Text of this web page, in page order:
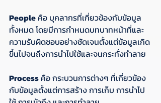
People คือ บุคลากรที่เกี่ยวข้องกับข้อมูล
ทั้งหมด โดยมีการกำหนดบทบาทหน้าที่และ
ความรับผิดชอบอย่างชัดเจนตั้งแต่ข้อมูลเกิด
ขึ้นไปจนถึงการนำไปใช้และจนกระทั่งทำลาย
Process คือ กระบวนการต่างๆ ที่เกี่ยวข้อง
กับข้อมูลตั้งแต่การสร้าง การเก็บ การนำไป